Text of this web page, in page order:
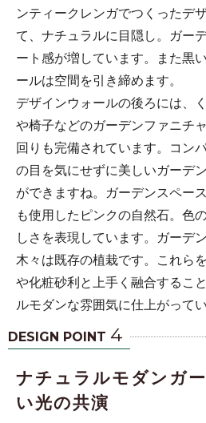
ンティークレンガでつくったデ
て、ナチュラルに目隠し。ガー
ート感が増しています。また黒
ールは空間を引き締めます。
デザインウォールの後ろには、
や椅子などのガーデンファニチ
回りも完備されています。コン
の目を気にせずに美しいガーデ
ができますね。ガーデンスペー
も使用したピンクの自然石。色
しさを表現しています。ガーデ
木々は既存の植栽です。これら
や化粧砂利と上手く融合するこ
ルモダンな雰囲気に仕上がってい
DESIGN POINT 4
ナチュラルモダンガ
い光の共演